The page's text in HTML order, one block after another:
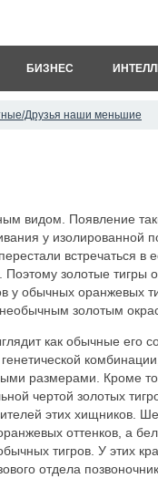
БИЗНЕС
Друзья наши меньшие
видом. Появление
у изолированной
встречаться в
Поэтому золотые
у обычных
золотым
как обычные его
размерами. Кроме
чертой золотых
этих хищников.
оттенков, а
тигров. У этих
отдела